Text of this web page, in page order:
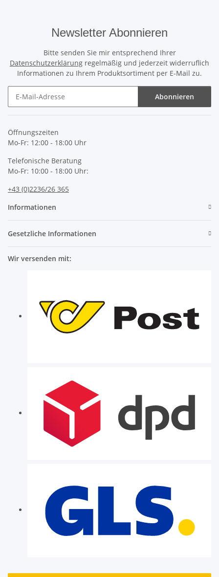
Newsletter Abonnieren
Bitte senden Sie mir entsprechend Ihrer
Datenschutzerklärung regelmäßig und jederzeit widerruflich
Informationen zu Ihrem Produktsortiment per E-Mail zu.
Abonnieren
Öffnungszeiten
Mo-Fr: 12:00 - 18:00 Uhr
Telefonische Beratung
Mo-Fr: 10:00 - 18:00 Uhr:
+43 (0)2236/26 365
Informationen
Gesetzliche Informationen
Wir versenden mit: